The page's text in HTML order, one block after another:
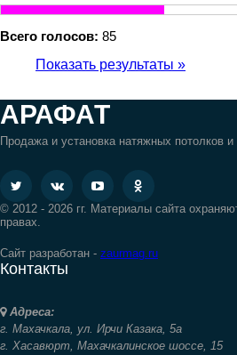
Всего голосов: 85
Показать результаты »
АРАФАТ
Продажа и установка натяжных потолков
© 2012 - 2026 гг. Материалы сайта
правах.
Сайт разработан - zaurmag.ru
Контакты
Адреса:
г. Махачкала, ул. Ирчи Казака, 5а
г. Хасавюрт, Махачкалинское шоссе, 15